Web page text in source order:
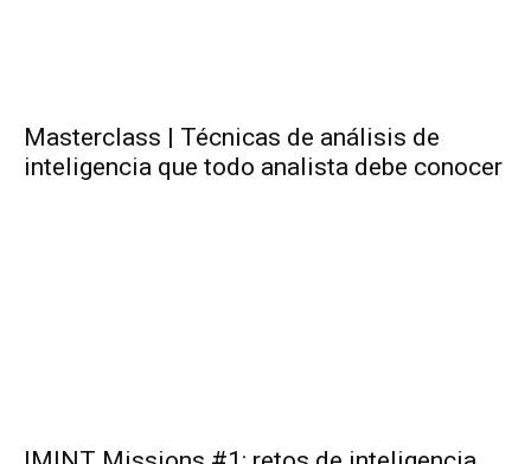
Masterclass | Técnicas de análisis de
inteligencia que todo analista debe conocer